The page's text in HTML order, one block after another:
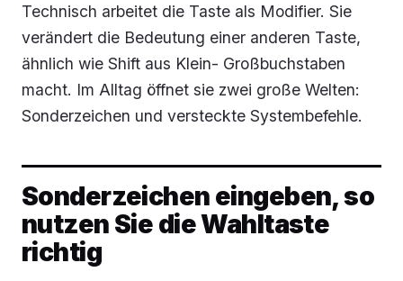
Technisch arbeitet die Taste als Modifier. Sie
verändert die Bedeutung einer anderen Taste,
ähnlich wie Shift aus Klein- Großbuchstaben
macht. Im Alltag öffnet sie zwei große Welten:
Sonderzeichen und versteckte Systembefehle.
Sonderzeichen eingeben, so
nutzen Sie die Wahltaste
richtig